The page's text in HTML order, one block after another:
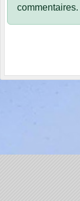
commentaires.